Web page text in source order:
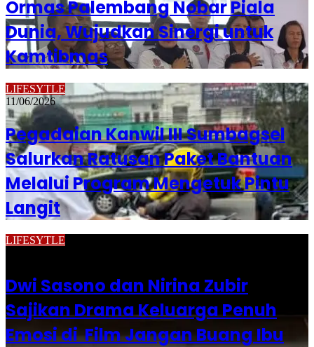
Ormas Palembang Nobar Piala
Dunia, Wujudkan Sinergi untuk
Kamtibmas
LIFESYTLE
11/06/2026
Pegadaian Kanwil III Sumbagsel
Salurkan Ratusan Paket Bantuan
Melalui Program Mengetuk Pintu
Langit
LIFESYTLE
Dwi Sasono dan Nirina Zubir
Sajikan Drama Keluarga Penuh
Emosi di Film Jangan Buang Ibu